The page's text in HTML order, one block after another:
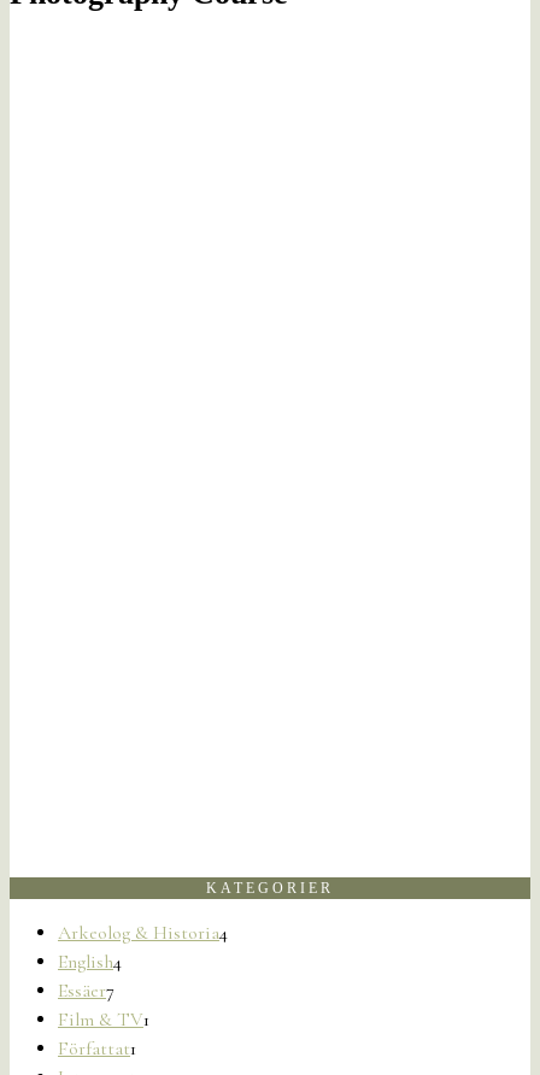
KATEGORIER
Arkeolog & Historia4
English4
Essäer7
Film & TV1
Författat1